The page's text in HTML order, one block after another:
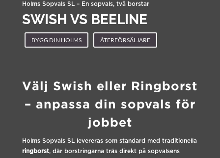
Holms Sopvals SL – En sopvals, två borstar
SWISH VS BEELINE
BYGG DIN HOLMS ÅTERFÖRSÄLJARE
Välj Swish eller Ringborst
– anpassa din sopvals för
jobbet
Holms Sopvals SL levereras som standard med traditionella
ringborst, där borstringarna träs direkt på sopvalsens